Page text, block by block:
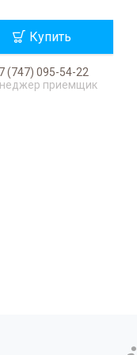
Купить
(747) 095-54-22
приемщик